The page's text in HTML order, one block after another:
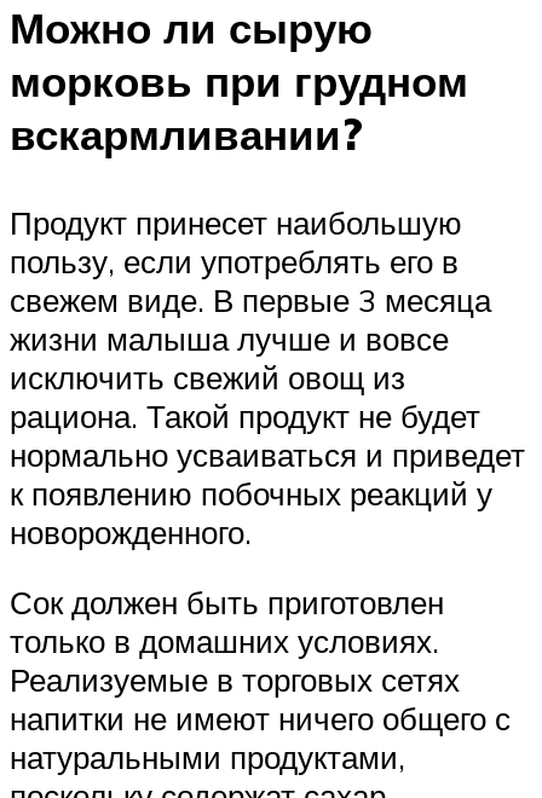
Можно ли сырую
морковь при грудном
вскармливании?
Продукт принесет наибольшую
пользу, если употреблять его в
свежем виде. В первые 3 месяца
жизни малыша лучше и вовсе
исключить свежий овощ из
рациона. Такой продукт не будет
нормально усваиваться и приведет
к появлению побочных реакций у
новорожденного.
Сок должен быть приготовлен
только в домашних условиях.
Реализуемые в торговых сетях
напитки не имеют ничего общего с
натуральными продуктами,